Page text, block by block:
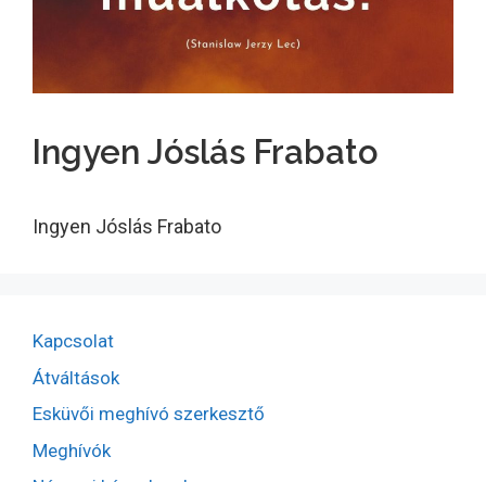
Ingyen Jóslás Frabato
Ingyen Jóslás Frabato
Kapcsolat
Átváltások
Esküvői meghívó szerkesztő
Meghívók